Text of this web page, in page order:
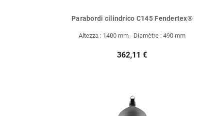
Parabordi cilindrico C145 Fendertex®
Altezza : 1400 mm - Diamètre : 490 mm
362,11 €